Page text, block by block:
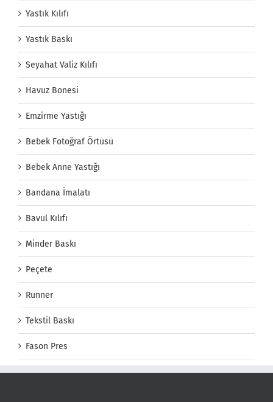
Yastık Kılıfı
Yastık Baskı
Seyahat Valiz Kılıfı
Havuz Bonesi
Emzirme Yastığı
Bebek Fotoğraf Örtüsü
Bebek Anne Yastığı
Bandana İmalatı
Bavul Kılıfı
Minder Baskı
Peçete
Runner
Tekstil Baskı
Fason Pres